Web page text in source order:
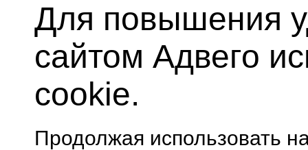
Для повышения
сайтом Адвего
cookie.
Продолжая использовать